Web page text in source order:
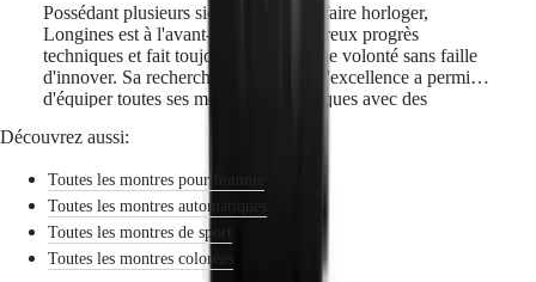
montres
Possédant plusieurs siècles de savoir-faire horloger,
Longines est à l'avant-garde de nombreux progrès
techniques et fait toujours preuve d'une volonté sans faille
d'innover. Sa recherche constante de l'excellence a permis
d'équiper toutes ses montres automatiques avec des
comprennent notamment un ressort spiral en silicium. En
supporter des changements de températures et une
exposition à des champs magnétiques. Ses propriétés
uniques renforcent la précision et la longévité de la montre
et permettent à Longines d'offrir 5 ans de garantie sur ces
modèles.
Découvrez aussi:
Toutes les montres pour homme
Toutes les montres automatiques
Toutes les montres de sport
Toutes les montres colorées